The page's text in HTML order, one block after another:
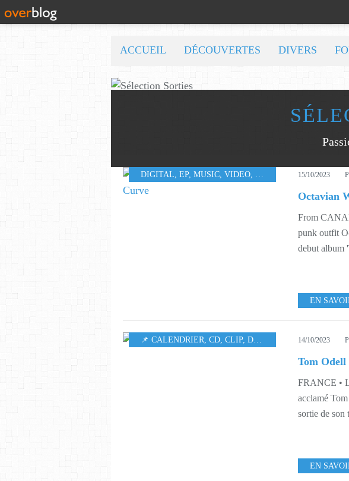
ACCUEIL DÉCOUVERTES DIVERS
DIGITAL, EP, MUSIC, VIDEO, WORLD 341,
15/10/2023
From
punk outfit
debut album
EN
📌 CALENDRIER, CD, CLIP, DIGITAL MUSIQUE,
14/10/2023
Tom
FRANCE •
acclamé
sortie de son
EN